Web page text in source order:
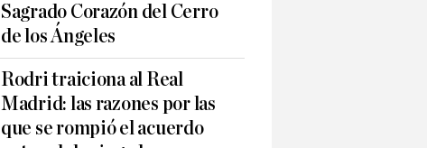
Sagrado Corazón del Cerro
de los Ángeles
Rodri traiciona al Real
Madrid: las razones por las
que se rompió el acuerdo